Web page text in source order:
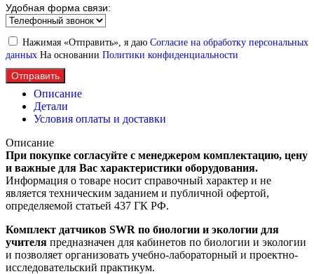
Удобная форма связи:
Нажимая «Отправить», я даю Согласие на обработку персональных
данных На основании Политики конфиденциальности
Отправить
Описание
Детали
Условия оплаты и доставки
Описание
При покупке согласуйте с менеджером комплектацию, цену
и важные для Вас характеристики оборудования.
Информация о товаре носит справочный характер и не
является техническим заданием и публичной офертой,
определяемой статьей 437 ГК РФ.
Комплект датчиков SWR по биологии и экологии для
учителя предназначен для кабинетов по биологии и экологии
и позволяет организовать учебно-лабораторный и проектно-
исследовательский практикум.